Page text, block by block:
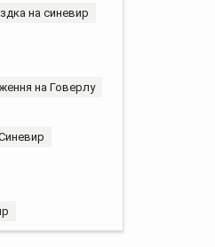
на синевир
на Говерлу